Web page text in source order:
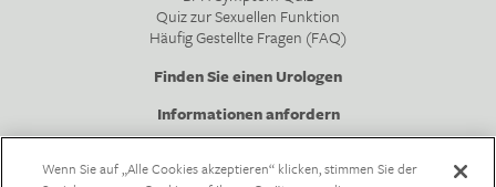
Quiz zur Sexuellen Funktion
Häufig Gestellte Fragen (FAQ)
Finden Sie einen Urologen
Informationen anfordern
Wenn Sie auf „Alle Cookies akzeptieren“ klicken, stimmen Sie der